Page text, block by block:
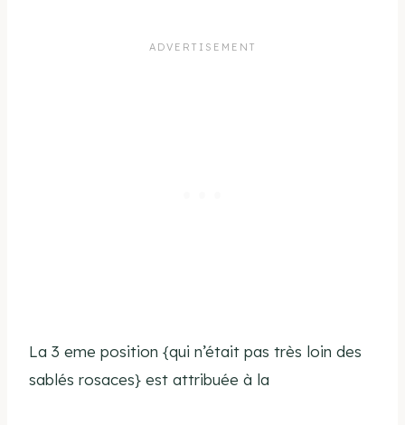
La 3 eme position {qui n’était pas très loin des
sablés rosaces} est attribuée à la